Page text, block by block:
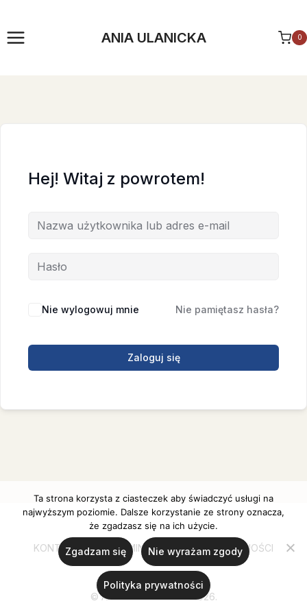
treści
ANIA ULANICKA 0
Hej! Witaj z powrotem!
Nie wylogowuj mnie Nie pamiętasz hasła?
Zaloguj się
KONTAKT REGULAMIN POLITYKA PRYWATNOŚCI
© Ania Ulanicka 2020-2026.
Ta strona korzysta z ciasteczek aby świadczyć usługi na
najwyższym poziomie. Dalsze korzystanie ze strony oznacza,
że zgadzasz się na ich użycie.
Zgadzam się Nie wyrażam zgody
Polityka prywatności